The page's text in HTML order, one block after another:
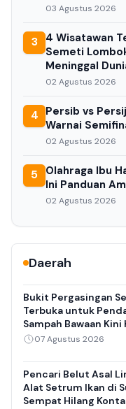
03 Agustus 2026
3
4 Wisatawan
Semeti
Meninggal
02 Agustus 2026
4 Persib vs
Warnai
02 Agustus 2026
5
Olahraga Ibu
Ini Panduan
02 Agustus 2026
Daerah
Bukit Pergasingan
Terbuka untuk
Sampah Bawaan
07 Agustus 2026
Pencari Belut Asal
Alat Setrum Ikan di
Sempat Hilang